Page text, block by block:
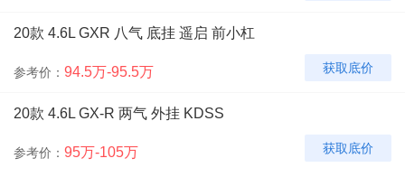
20款 4.6L GXR 八气 底挂 遥启 前小杠
参考价： 94.5万-95.5万 获取底价
20款 4.6L GX-R 两气 外挂 KDSS
参考价： 95万-105万 获取底价